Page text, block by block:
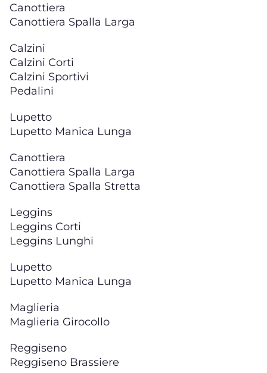
Canottiera
Canottiera Spalla Larga
Calzini
Calzini Corti
Calzini Sportivi
Pedalini
Lupetto
Lupetto Manica Lunga
Canottiera
Canottiera Spalla Larga
Canottiera Spalla Stretta
Leggins
Leggins Corti
Leggins Lunghi
Lupetto
Lupetto Manica Lunga
Maglieria
Maglieria Girocollo
Reggiseno
Reggiseno Brassiere